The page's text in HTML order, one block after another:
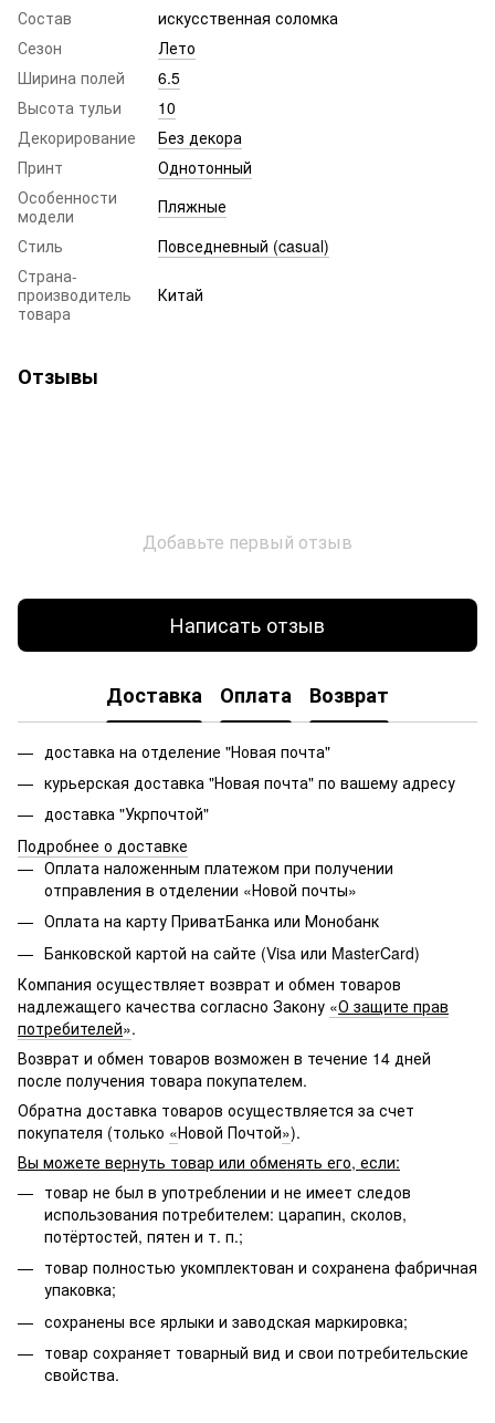
Состав
искусственная соломка
Сезон
Лето
Ширина полей
6.5
Высота тульи
10
Декорирование
Без декора
Принт
Однотонный
Особенности
модели
Пляжные
Стиль
Повседневный (casual)
Страна-
производитель
товара
Китай
Отзывы
Добавьте первый отзыв
Написать отзыв
Доставка Оплата Возврат
доставка на отделение "Новая почта"
курьерская доставка "Новая почта" по вашему адресу
доставка "Укрпочтой"
Подробнее о доставке
Оплата наложенным платежом при получении
отправления в отделении «Новой почты»
Оплата на карту ПриватБанка или Монобанк
Банковской картой на сайте (Visa или MasterCard)
Компания осуществляет возврат и обмен товаров
надлежащего качества согласно Закону «О защите прав
потребителей».
Возврат и обмен товаров возможен в течение 14 дней
после получения товара покупателем.
Обратна доставка товаров осуществляется за счет
покупателя (только «Новой Почтой»).
Вы можете вернуть товар или обменять его, если:
товар не был в употреблении и не имеет следов
использования потребителем: царапин, сколов,
потёртостей, пятен и т. п.;
товар полностью укомплектован и сохранена фабричная
упаковка;
сохранены все ярлыки и заводская маркировка;
товар сохраняет товарный вид и свои потребительские
свойства.